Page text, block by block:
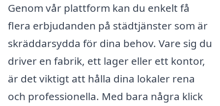
Genom vår plattform kan du enkelt få
flera erbjudanden på städtjänster som är
skräddarsydda för dina behov. Vare sig du
driver en fabrik, ett lager eller ett kontor,
är det viktigt att hålla dina lokaler rena
och professionella. Med bara några klick